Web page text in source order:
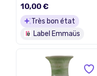
10,00 €
Très bon état
Label Emmaüs